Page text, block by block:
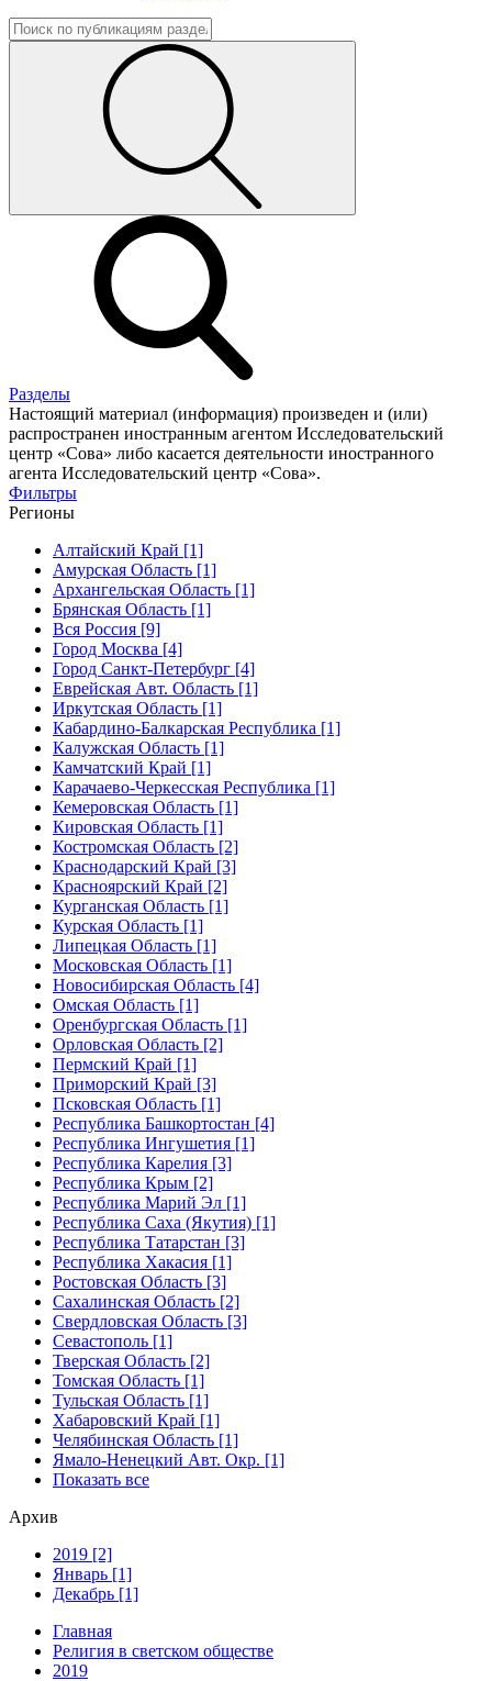
Разделы
Настоящий материал (информация) произведен и (или)
распространен иностранным агентом Исследовательский
центр «Сова» либо касается деятельности иностранного
агента Исследовательский центр «Сова».
Фильтры
Регионы
Алтайский Край [1]
Амурская Область [1]
Архангельская Область [1]
Брянская Область [1]
Вся Россия [9]
Город Москва [4]
Город Санкт-Петербург [4]
Еврейская Авт. Область [1]
Иркутская Область [1]
Кабардино-Балкарская Республика [1]
Калужская Область [1]
Камчатский Край [1]
Карачаево-Черкесская Республика [1]
Кемеровская Область [1]
Кировская Область [1]
Костромская Область [2]
Краснодарский Край [3]
Красноярский Край [2]
Курганская Область [1]
Курская Область [1]
Липецкая Область [1]
Московская Область [1]
Новосибирская Область [4]
Омская Область [1]
Оренбургская Область [1]
Орловская Область [2]
Пермский Край [1]
Приморский Край [3]
Псковская Область [1]
Республика Башкортостан [4]
Республика Ингушетия [1]
Республика Карелия [3]
Республика Крым [2]
Республика Марий Эл [1]
Республика Саха (Якутия) [1]
Республика Татарстан [3]
Республика Хакасия [1]
Ростовская Область [3]
Сахалинская Область [2]
Свердловская Область [3]
Севастополь [1]
Тверская Область [2]
Томская Область [1]
Тульская Область [1]
Хабаровский Край [1]
Челябинская Область [1]
Ямало-Ненецкий Авт. Окр. [1]
Показать все
Архив
2019 [2]
Январь [1]
Декабрь [1]
Главная
Религия в светском обществе
2019